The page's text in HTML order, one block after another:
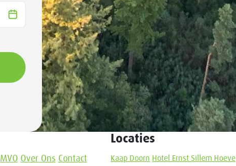
MVO Over Ons Contact
Locaties
Kaap Doorn Hotel Ernst Sillem Hoeve